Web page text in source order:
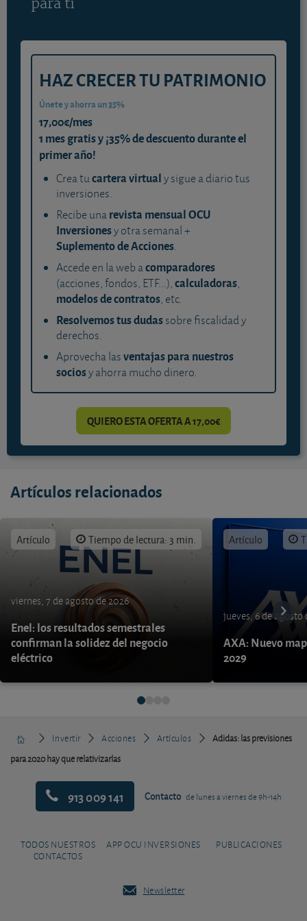
para ti
HAZ CRECER TU PATRIMONIO
Únete y ahorra un 35%
17,00€/mes
1 mes gratis y ¡35% de descuento durante el
primer año!
Crea tucartera virtualy sigue a diario tus
inversiones.
Recibe unarevista mensual OCU
Inversionesy otra semanal +
Suplemento de Acciones.
Accede en la web acomparadores
(acciones, fondos, ETF...),calculadoras,
modelos de contratos, etc.
Resolvemos tus dudassobre fiscalidad y
derechos.
Aprovecha lasventajas para nuestros
sociosy ahorra mucho dinero.
QUIERO ESTA OFERTA A 17,00€
Artículos relacionados
Artículo Tiempo de lectura: 3 min.
viernes, 7 de agosto de 2026
Enel: los resultados semestrales
confirman la solidez del negocio
eléctrico
Artículo
jueves, 6 de agosto
AXA: Nuevo
2029
Invertir Acciones Artículos
Adidas: las previsiones
para 2020 hay que relativizarlas
913 009 141 Contacto de lunes a viernes de 9h-14h
TODOS NUESTROS
CONTACTOS
APP OCU INVERSIONES PUBLICACIONES
Newsletter